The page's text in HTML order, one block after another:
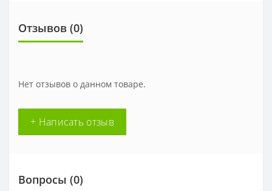
Отзывов (0)
Нет отзывов о данном товаре.
+ Написать отзыв
Вопросы (0)